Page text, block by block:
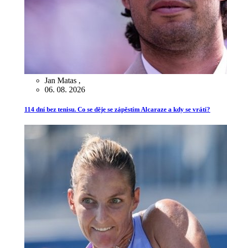
Jan Matas ,
06. 08. 2026
114 dní bez tenisu. Co se děje se zápěstím Alcaraze a kdy se vrátí?